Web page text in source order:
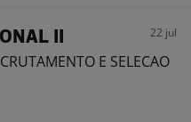
II 22 jul
E SELECAO